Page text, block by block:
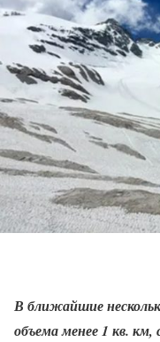
В ближайшие
объема менее 1 кв.